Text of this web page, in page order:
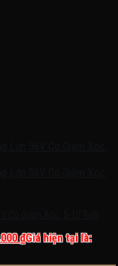
₫Giá hiện tại là: